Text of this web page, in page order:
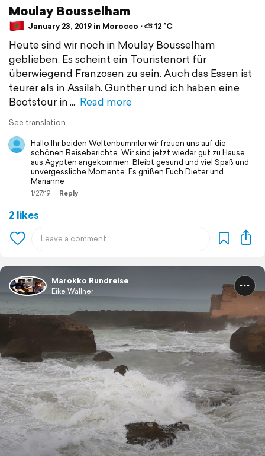
Moulay Bousselham
January 23, 2019 in Morocco ⋅ ⛅ 12 °C
Heute sind wir noch in Moulay Bousselham
geblieben. Es scheint ein Touristenort für
überwiegend Franzosen zu sein. Auch das Essen ist
teurer als in Assilah. Gunther und ich haben eine
Bootstour in
Read more
See translation
Hallo Ihr beiden Weltenbummler wir freuen uns auf die
schönen Reiseberichte. Wir sind jetzt wieder gut zu Hause
aus Ägypten angekommen. Bleibt gesund und viel Spaß und
unvergessliche Momente. Es grüßen Euch Dieter und
Marianne
1/27/19 Reply
2 likes
Marokko Rundreise
Eike Wallner